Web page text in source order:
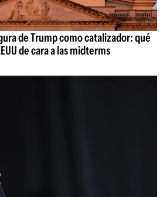
de Trump como catalizador: qué
de cara a las midterms